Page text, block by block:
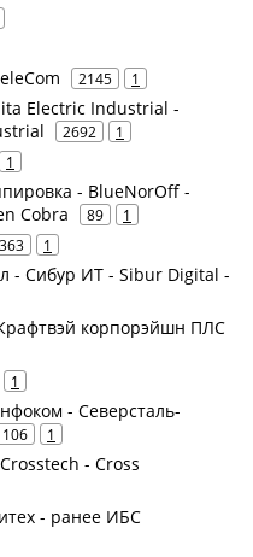
2145 1
Electric Industrial -
2692 1
1
- BlueNorOff -
Cobra
89 1
363 1
- Сибур ИТ - Sibur Digital -
корпорэйшн ПЛС
1
- Северсталь-
106 1
- Cross
- ранее ИБС